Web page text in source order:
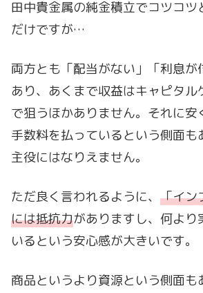
田中貴金属の純金積立でコツコツ
だけですが…
両方とも「配当がない」「利息が
あり、あくまで収益はキャピタル
で狙うほかありません。それに安
手数料を払っているという側面も
主役にはなりえません。
ただ良く言われるように、 「イン
には抵抗力がありますし、何より
いるという安心感が大きいです。
商品というより資源という側面も